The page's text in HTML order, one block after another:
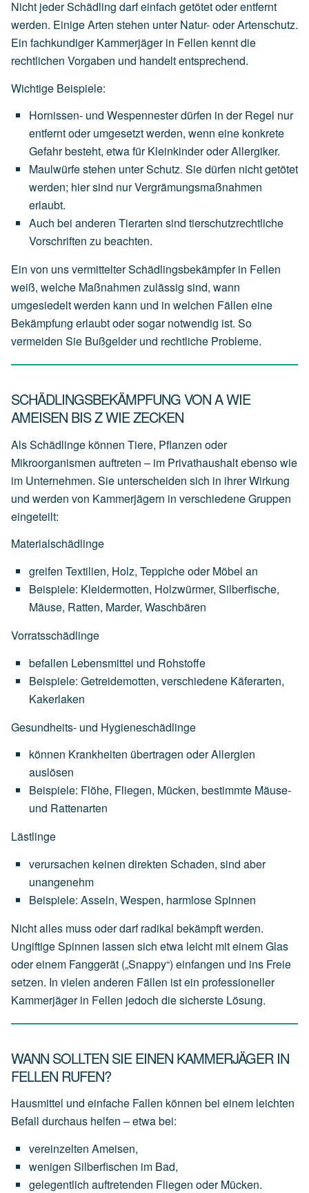
Nicht jeder Schädling darf einfach getötet oder entfernt
werden. Einige Arten stehen unter Natur- oder Artenschutz.
Ein fachkundiger Kammerjäger in Fellen kennt die
rechtlichen Vorgaben und handelt entsprechend.
Wichtige Beispiele:
Hornissen- und Wespennesterdürfen in der Regel nur
entferntoder umgesetztwerden, wenn eine konkrete
Gefahrbesteht, etwafür KleinkinderoderAllergiker.
Maulwürfestehen unterSchutz. Siedürfen nichtgetötet
werden; hiersind nurVergrämungsmaßnahmen
erlaubt.
Auch bei anderen Tierarten sind tierschutzrechtliche
Vorschriften zu beachten.
Ein von uns vermittelter Schädlingsbekämpfer in Fellen
weiß, welche Maßnahmen zulässig sind, wann
umgesiedelt werden kann und in welchen Fällen eine
Bekämpfung erlaubt oder sogar notwendig ist. So
vermeiden Sie Bußgelder und rechtliche Probleme.
SCHÄDLINGSBEKÄMPFUNG VON A WIE
AMEISEN BIS Z WIE ZECKEN
Als Schädlinge können Tiere, Pflanzen oder
Mikroorganismen auftreten – im Privathaushalt ebenso wie
im Unternehmen. Sie unterscheiden sich in ihrer Wirkung
und werden von Kammerjägern in verschiedene Gruppen
eingeteilt:
Materialschädlinge
greifen Textilien, Holz, Teppicheoder Möbel an
Beispiele: Kleidermotten, Holzwürmer, Silberfische,
Mäuse, Ratten, Marder, Waschbären
Vorratsschädlinge
befallen Lebensmittel und Rohstoffe
Beispiele: Getreidemotten, verschiedene Käferarten,
Kakerlaken
Gesundheits- und Hygieneschädlinge
können Krankheiten übertragen oderAllergien
auslösen
Beispiele: Flöhe, Fliegen, Mücken, bestimmte Mäuse-
und Rattenarten
Lästlinge
verursachen keinen direkten Schaden, sind aber
unangenehm
Beispiele: Asseln, Wespen, harmloseSpinnen
Nicht alles muss oder darf radikal bekämpft werden.
Ungiftige Spinnen lassen sich etwa leicht mit einem Glas
oder einem Fanggerät („Snappy“) einfangen und ins Freie
setzen. In vielen anderen Fällen ist ein professioneller
Kammerjäger in Fellen jedoch die sicherste Lösung.
WANN SOLLTEN SIE EINEN KAMMERJÄGER IN
FELLEN RUFEN?
Hausmittel und einfache Fallen können bei einem leichten
Befall durchaus helfen – etwa bei:
vereinzelten Ameisen,
wenigen Silberfischen im Bad,
gelegentlich auftretenden Fliegen oder Mücken.